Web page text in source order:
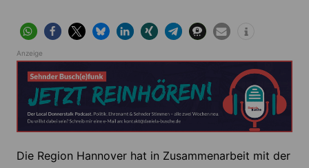
Anzeige
Die Region Hannover hat in Zusammenarbeit mit der